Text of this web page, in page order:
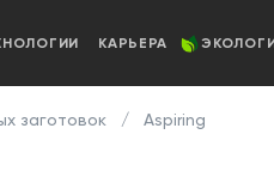
КАРЬЕРА
заготовок Aspiring